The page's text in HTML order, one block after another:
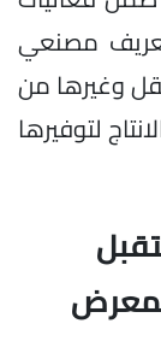
لتعريف مصنعي
وغيرها من
لتوفيرها